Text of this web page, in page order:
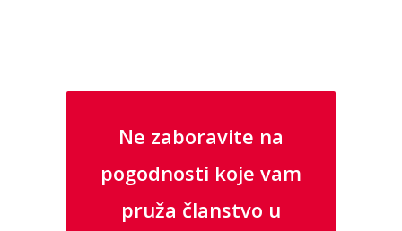
Ne zaboravite na
pogodnosti koje vam
pruža članstvo u